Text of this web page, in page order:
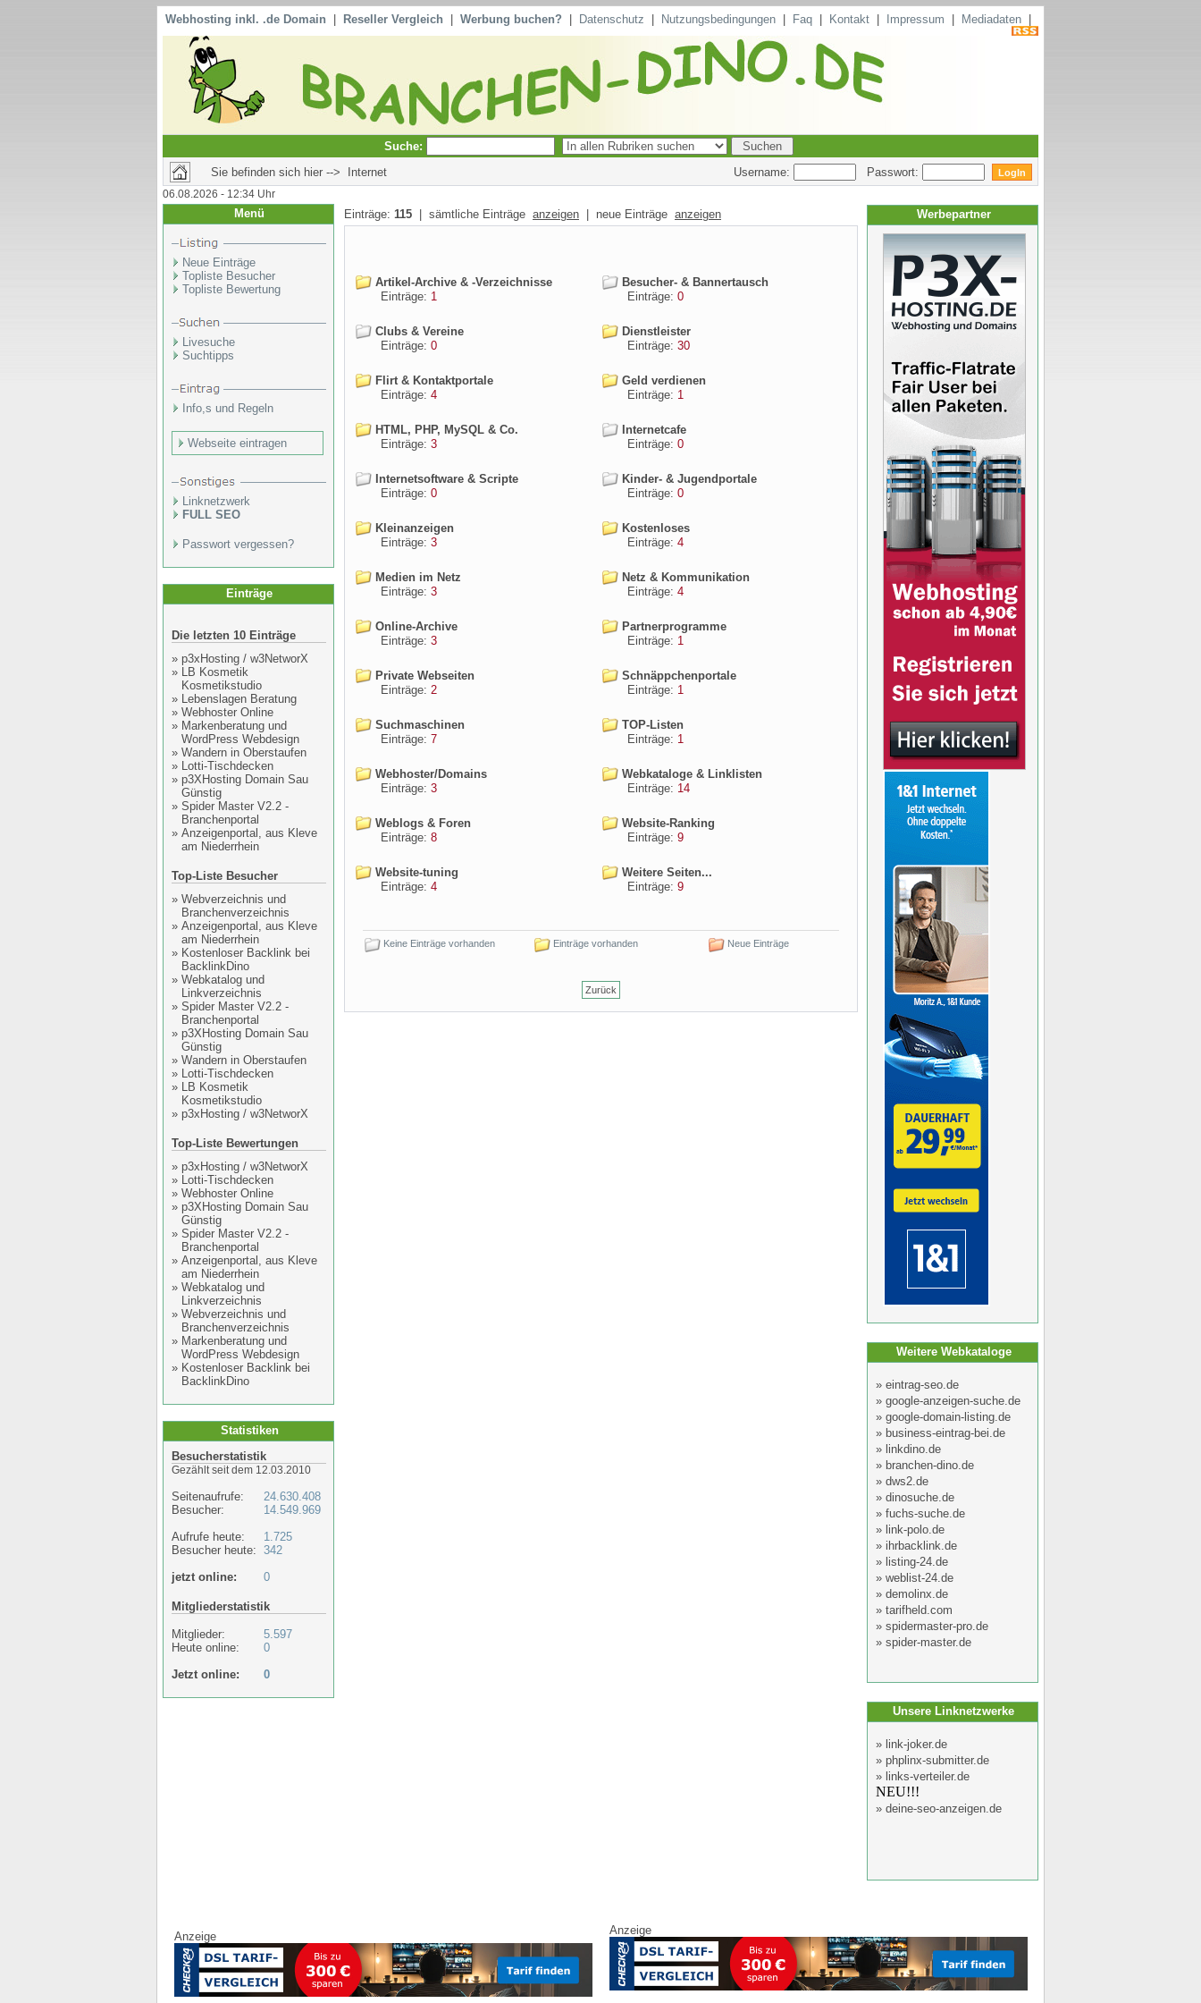
Webhosting inkl. .de Domain Reseller Vergleich Werbung buchen? Datenschutz Nutzungsbedingungen Faq Kontakt Impressum Mediadaten
Suche:
Sie befinden sich hier --> Internet
Username: Passwort:
06.08.2026 - 12:34 Uhr
Menü
Neue Einträge
Topliste Besucher
Topliste Bewertung
Livesuche
Suchtipps
Info,s und Regeln
Webseite eintragen
Linknetzwerk
FULL SEO
Passwort vergessen?
Einträge
Die letzten 10 Einträge
» p3xHosting / w3NetworX
» LB Kosmetik
Kosmetikstudio
» Lebenslagen Beratung
» Webhoster Online
» Markenberatung und
WordPress Webdesign
» Wandern in Oberstaufen
» Lotti-Tischdecken
» p3XHosting Domain Sau
Günstig
» Spider Master V2.2 -
Branchenportal
» Anzeigenportal, aus Kleve
am Niederrhein
Top-Liste Besucher
» Webverzeichnis und
Branchenverzeichnis
» Anzeigenportal, aus Kleve
am Niederrhein
» Kostenloser Backlink bei
BacklinkDino
» Webkatalog und
Linkverzeichnis
» Spider Master V2.2 -
Branchenportal
» p3XHosting Domain Sau
Günstig
» Wandern in Oberstaufen
» Lotti-Tischdecken
» LB Kosmetik
Kosmetikstudio
» p3xHosting / w3NetworX
Top-Liste Bewertungen
» p3xHosting / w3NetworX
» Lotti-Tischdecken
» Webhoster Online
» p3XHosting Domain Sau
Günstig
» Spider Master V2.2 -
Branchenportal
» Anzeigenportal, aus Kleve
am Niederrhein
» Webkatalog und
Linkverzeichnis
» Webverzeichnis und
Branchenverzeichnis
» Markenberatung und
WordPress Webdesign
» Kostenloser Backlink bei
BacklinkDino
Statistiken
Besucherstatistik
Gezählt seit dem 12.03.2010
Seitenaufrufe:
Besucher:
Aufrufe heute:
Besucher heute:
jetzt online:
24.630.408
14.549.969
1.725
342
0
Mitgliederstatistik
Mitglieder:
Heute online:
5.597
0
Jetzt online:
0
Einträge: 115 | sämtliche Einträge anzeigen | neue Einträge anzeigen
Artikel-Archive & -Verzeichnisse
Einträge: 1
Besucher- & Bannertausch
Einträge: 0
Clubs & Vereine
Einträge: 0
Dienstleister
Einträge: 30
Flirt & Kontaktportale
Einträge: 4
Geld verdienen
Einträge: 1
HTML, PHP, MySQL & Co.
Einträge: 3
Internetcafe
Einträge: 0
Internetsoftware & Scripte
Einträge: 0
Kinder- & Jugendportale
Einträge: 0
Kleinanzeigen
Einträge: 3
Kostenloses
Einträge: 4
Medien im Netz
Einträge: 3
Netz & Kommunikation
Einträge: 4
Online-Archive
Einträge: 3
Partnerprogramme
Einträge: 1
Private Webseiten
Einträge: 2
Schnäppchenportale
Einträge: 1
Suchmaschinen
Einträge: 7
TOP-Listen
Einträge: 1
Webhoster/Domains
Einträge: 3
Webkataloge & Linklisten
Einträge: 14
Weblogs & Foren
Einträge: 8
Website-Ranking
Einträge: 9
Website-tuning
Einträge: 4
Weitere Seiten...
Einträge: 9
Keine Einträge vorhanden Einträge vorhanden Neue Einträge
Zurück
Werbepartner
Weitere Webkataloge
» eintrag-seo.de
» google-anzeigen-suche.de
» google-domain-listing.de
» business-eintrag-bei.de
» linkdino.de
» branchen-dino.de
» dws2.de
» dinosuche.de
» fuchs-suche.de
» link-polo.de
» ihrbacklink.de
» listing-24.de
» weblist-24.de
» demolinx.de
» tarifheld.com
» spidermaster-pro.de
» spider-master.de
Unsere Linknetzwerke
» link-joker.de
» phplinx-submitter.de
» links-verteiler.de
NEU!!!
» deine-seo-anzeigen.de
Anzeige Anzeige